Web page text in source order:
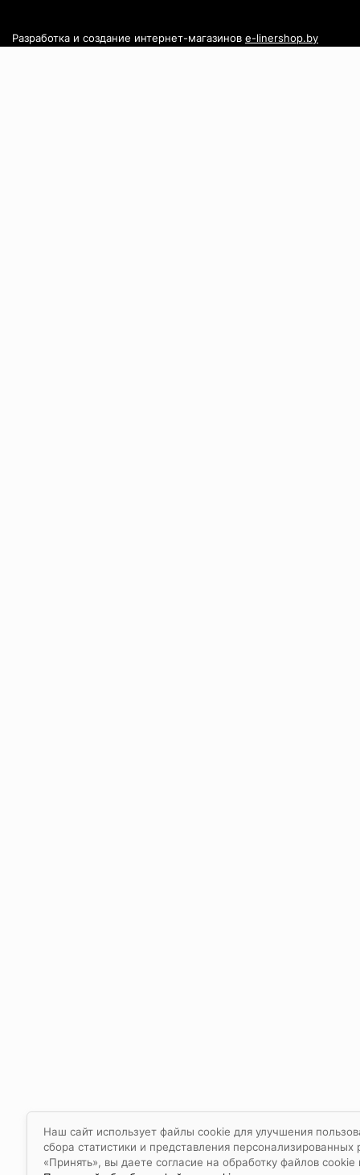
Наш сайт использует файлы cookie для улучшения
сбора статистики и представления
«Принять», вы даете согласие на обработку файлов cookie
Разработка и создание интернет-магазинов e-linershop.by